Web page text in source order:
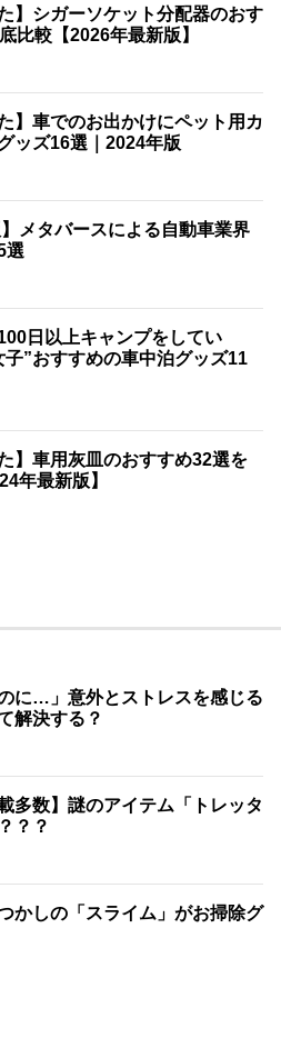
】シガーソケット分配器のおす
比較【2026年最新版】
】車でのお出かけにペット用カ
ッズ16選｜2024年版
】メタバースによる自動車業界
選
日以上キャンプをしてい
子”おすすめの車中泊グッズ11
】車用灰皿のおすすめ32選を
年最新版】
のに…」意外とストレスを感じる
解決する？
多数】謎のアイテム「トレッタ
？？
かしの「スライム」がお掃除グ